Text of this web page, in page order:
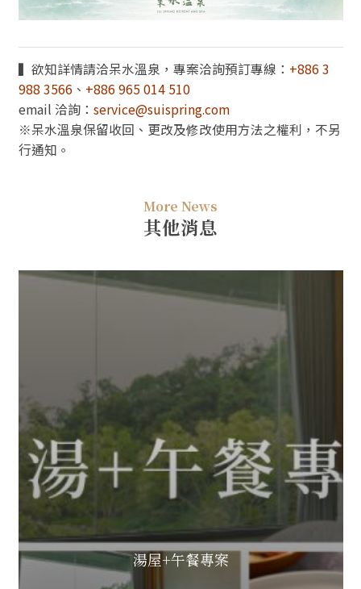
▍欲知詳情請洽呆水溫泉，專案洽詢預訂專線： +886 3
988 3566、 +886 965 014 510
email 洽詢： service@suispring.com
※呆水溫泉保留收回、更改及修改使用方法之權利，不另
行通知。
More News
其他消息
湯屋+午餐專案